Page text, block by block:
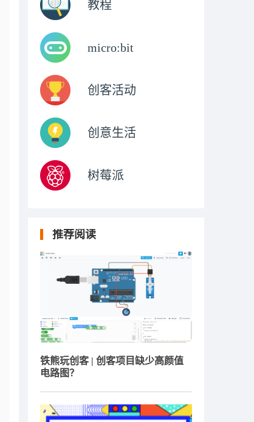
教程
micro:bit
创客活动
创意生活
树莓派
推荐阅读
铁熊玩创客 | 创客项目缺少高颜值
电路图？